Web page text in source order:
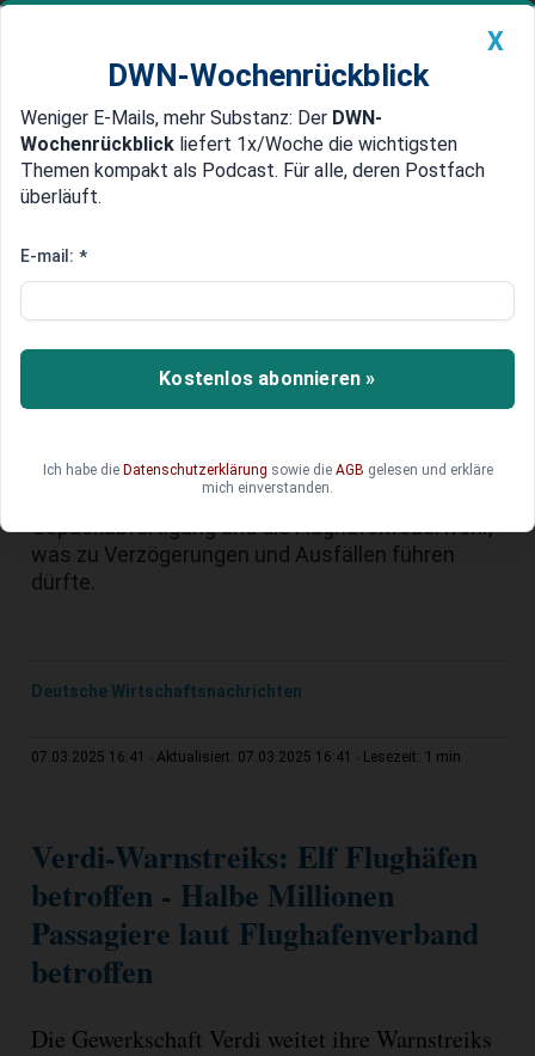
Newsticker MEIN DWN: Geldanlage Premium
Edelmetalle DWN-Magazin China
Warnstreiks: Verdi legt
Passagiere bleiben am Boden
Fluggäste müssen sich am Montag (10. März)
auf erhebliche Einschränkungen einstellen: Die
Warnstreik an mehreren großen deutschen
Flughäfen auf. Betroffen sind unter anderem die
Gepäckabfertigung und die Flughafenfeuerwehr,
was zu Verzögerungen und Ausfällen führen
dürfte.
Deutsche Wirtschaftsnachrichten
07.03.2025 16:41 Aktualisiert: 07.03.2025 16:41 Lesezeit: 1 min
Verdi-Warnstreiks: Elf Flughäfen
betroffen - Halbe Millionen
Passagiere laut Flughafenverband
betroffen
Die Gewerkschaft Verdi weitet ihre Warnstreiks
X
DWN-Wochenrückblick
Weniger E-Mails, mehr Substanz: Der DWN-
Wochenrückblick liefert 1x/Woche die wichtigsten
Themen kompakt als Podcast. Für alle, deren Postfach
überläuft.
E-mail: *
Kostenlos abonnieren »
Ich habe die Datenschutzerklärung sowie die AGB gelesen und erkläre
mich einverstanden.